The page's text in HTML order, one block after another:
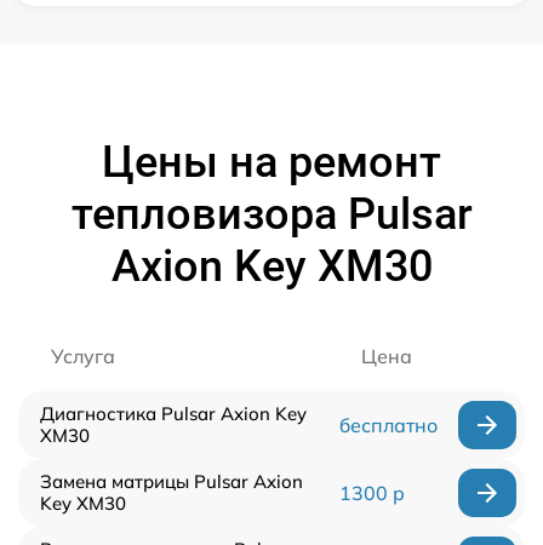
Цены на ремонт
тепловизора Pulsar
Axion Key XM30
Услуга Цена
Диагностика Pulsar Axion Key
XM30
бесплатно
Замена матрицы Pulsar Axion
Key XM30
1300 р